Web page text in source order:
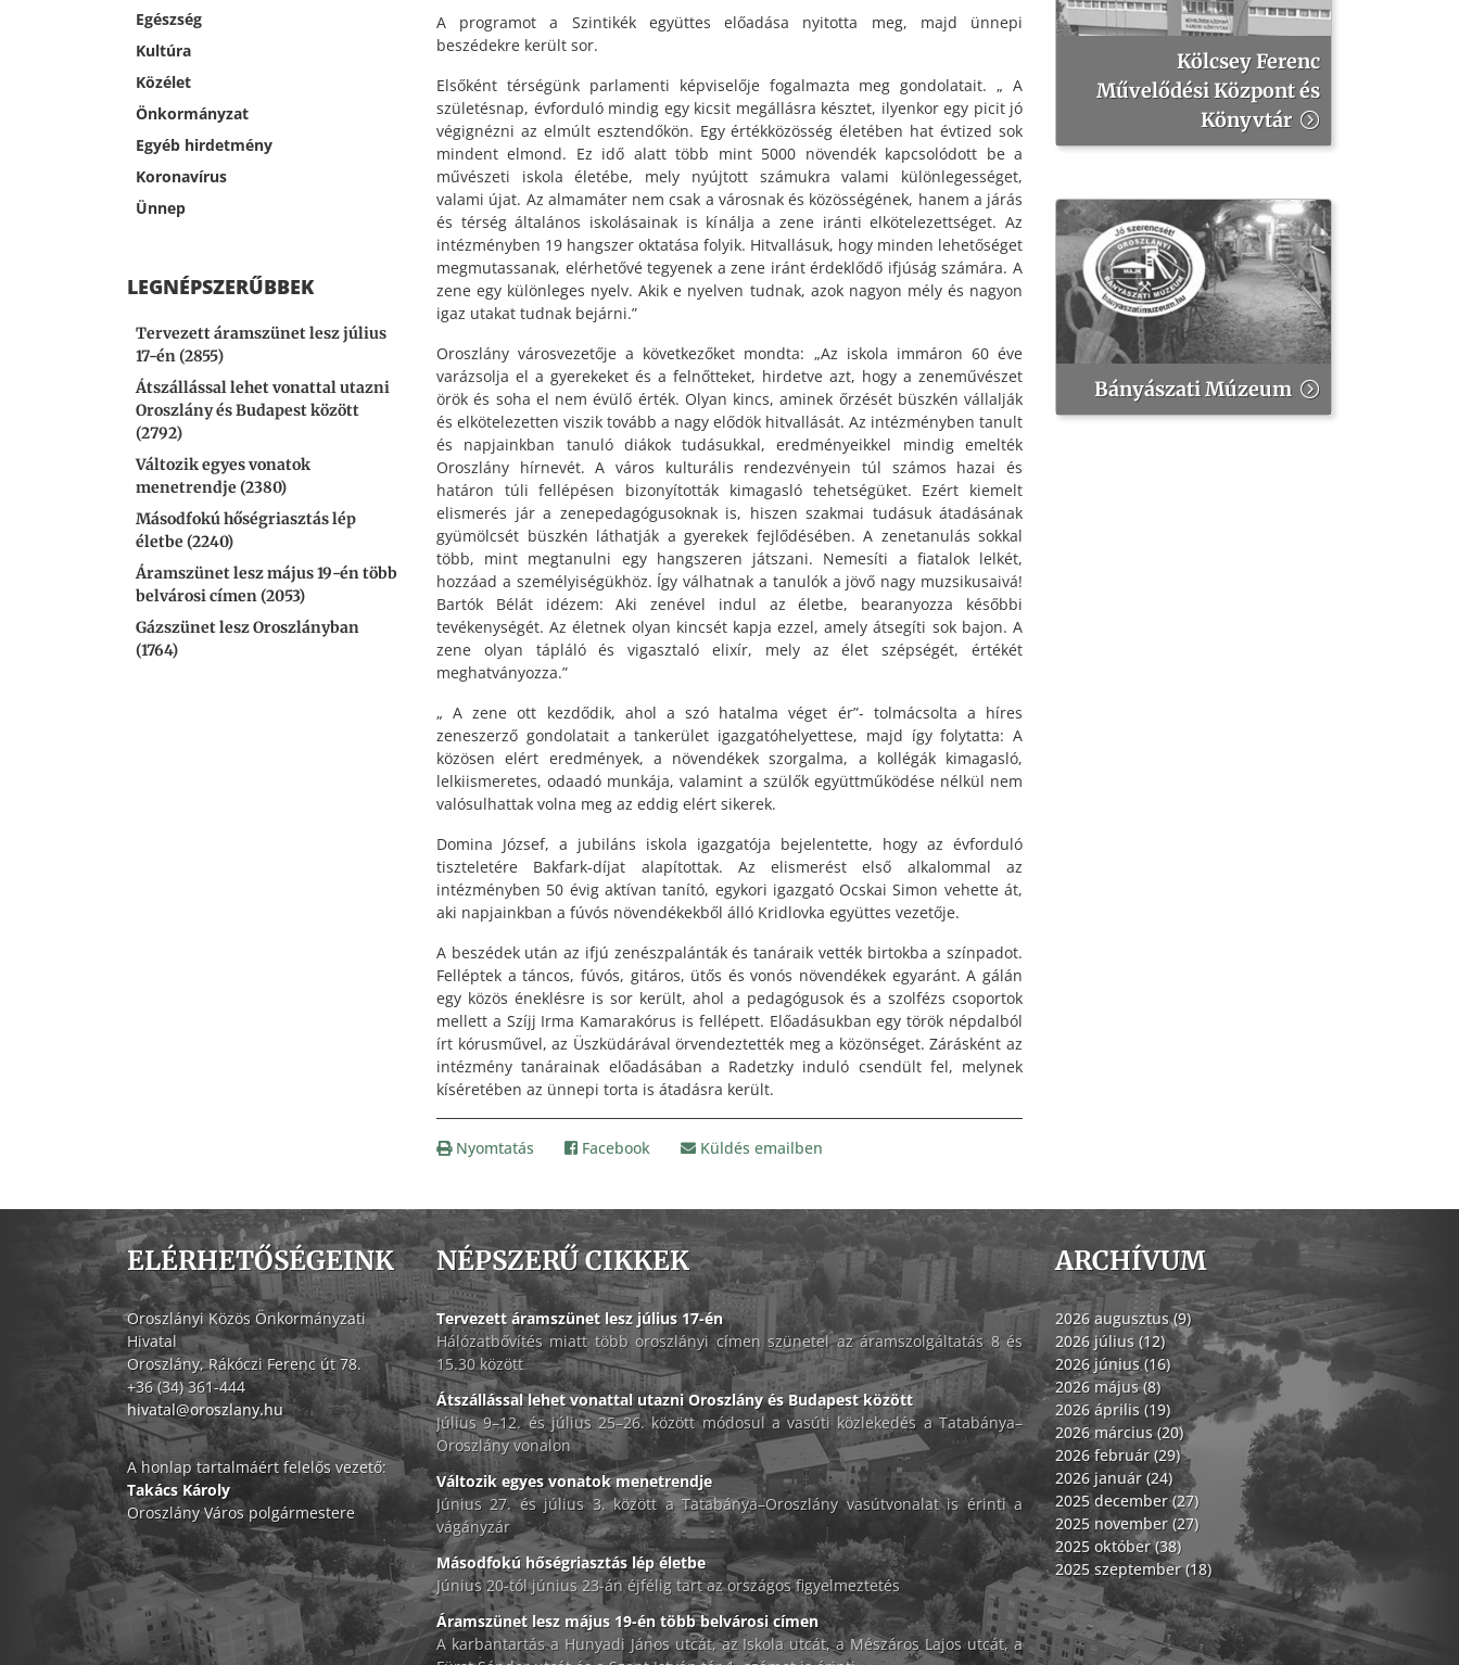
Egészség
Kultúra
Közélet
Önkormányzat
Egyéb hirdetmény
Koronavírus
Ünnep
LEGNÉPSZERŰBBEK
Tervezett áramszünet lesz július
17-én (2855)
Átszállással lehet vonattal utazni
Oroszlány és Budapest között
(2792)
Változik egyes vonatok
menetrendje (2380)
Másodfokú hőségriasztás lép
életbe (2240)
Áramszünet lesz május 19-én több
belvárosi címen (2053)
Gázszünet lesz Oroszlányban
(1764)
A programot a Szintikék együttes előadása nyitotta meg, majd ünnepi
beszédekre került sor.
Elsőként térségünk parlamenti képviselője fogalmazta meg gondolatait. „ A
születésnap, évforduló mindig egy kicsit megállásra késztet, ilyenkor egy picit jó
végignézni az elmúlt esztendőkön. Egy értékközösség életében hat évtized sok
mindent elmond. Ez idő alatt több mint 5000 növendék kapcsolódott be a
művészeti iskola életébe, mely nyújtott számukra valami különlegességet,
valami újat. Az almamáter nem csak a városnak és közösségének, hanem a járás
és térség általános iskolásainak is kínálja a zene iránti elkötelezettséget. Az
intézményben 19 hangszer oktatása folyik. Hitvallásuk, hogy minden lehetőséget
megmutassanak, elérhetővé tegyenek a zene iránt érdeklődő ifjúság számára. A
zene egy különleges nyelv. Akik e nyelven tudnak, azok nagyon mély és nagyon
igaz utakat tudnak bejárni.”
Oroszlány városvezetője a következőket mondta: „Az iskola immáron 60 éve
varázsolja el a gyerekeket és a felnőtteket, hirdetve azt, hogy a zeneművészet
örök és soha el nem évülő érték. Olyan kincs, aminek őrzését büszkén vállalják
és elkötelezetten viszik tovább a nagy elődök hitvallását. Az intézményben tanult
és napjainkban tanuló diákok tudásukkal, eredményeikkel mindig emelték
Oroszlány hírnevét. A város kulturális rendezvényein túl számos hazai és
határon túli fellépésen bizonyították kimagasló tehetségüket. Ezért kiemelt
elismerés jár a zenepedagógusoknak is, hiszen szakmai tudásuk átadásának
gyümölcsét büszkén láthatják a gyerekek fejlődésében. A zenetanulás sokkal
több, mint megtanulni egy hangszeren játszani. Nemesíti a fiatalok lelkét,
hozzáad a személyiségükhöz. Így válhatnak a tanulók a jövő nagy muzsikusaivá!
Bartók Bélát idézem: Aki zenével indul az életbe, bearanyozza későbbi
tevékenységét. Az életnek olyan kincsét kapja ezzel, amely átsegíti sok bajon. A
zene olyan tápláló és vigasztaló elixír, mely az élet szépségét, értékét
meghatványozza.”
„ A zene ott kezdődik, ahol a szó hatalma véget ér”- tolmácsolta a híres
zeneszerző gondolatait a tankerület igazgatóhelyettese, majd így folytatta: A
közösen elért eredmények, a növendékek szorgalma, a kollégák kimagasló,
lelkiismeretes, odaadó munkája, valamint a szülők együttműködése nélkül nem
valósulhattak volna meg az eddig elért sikerek.
Domina József, a jubiláns iskola igazgatója bejelentette, hogy az évforduló
tiszteletére Bakfark-díjat alapítottak. Az elismerést első alkalommal az
intézményben 50 évig aktívan tanító, egykori igazgató Ocskai Simon vehette át,
aki napjainkban a fúvós növendékekből álló Kridlovka együttes vezetője.
A beszédek után az ifjú zenészpalánták és tanáraik vették birtokba a színpadot.
Felléptek a táncos, fúvós, gitáros, ütős és vonós növendékek egyaránt. A gálán
egy közös éneklésre is sor került, ahol a pedagógusok és a szolfézs csoportok
mellett a Szíjj Irma Kamarakórus is fellépett. Előadásukban egy török népdalból
írt kórusművel, az Üszküdárával örvendeztették meg a közönséget. Zárásként az
intézmény tanárainak előadásában a Radetzky induló csendült fel, melynek
kíséretében az ünnepi torta is átadásra került.
Nyomtatás Facebook Küldés emailben
Kölcsey Ferenc
Művelődési Központ és
Könyvtár
Bányászati Múzeum
ELÉRHETŐSÉGEINK
Oroszlányi Közös Önkormányzati
Hivatal
Oroszlány, Rákóczi Ferenc út 78.
+36 (34) 361-444
hivatal@oroszlany.hu
A honlap tartalmáért felelős vezető:
Takács Károly
Oroszlány Város polgármestere
NÉPSZERŰ CIKKEK
Tervezett áramszünet lesz július 17-én
Hálózatbővítés miatt több oroszlányi címen szünetel az áramszolgáltatás 8 és
15.30 között
Átszállással lehet vonattal utazni Oroszlány és Budapest között
Július 9–12. és július 25–26. között módosul a vasúti közlekedés a Tatabánya–
Oroszlány vonalon
Változik egyes vonatok menetrendje
Június 27. és július 3. között a Tatabánya–Oroszlány vasútvonalat is érinti a
vágányzár
Másodfokú hőségriasztás lép életbe
Június 20-tól június 23-án éjfélig tart az országos figyelmeztetés
Áramszünet lesz május 19-én több belvárosi címen
A karbantartás a Hunyadi János utcát, az Iskola utcát, a Mészáros Lajos utcát, a
ARCHÍVUM
2026 augusztus (9)
2026 július (12)
2026 június (16)
2026 május (8)
2026 április (19)
2026 március (20)
2026 február (29)
2026 január (24)
2025 december (27)
2025 november (27)
2025 október (38)
2025 szeptember (18)